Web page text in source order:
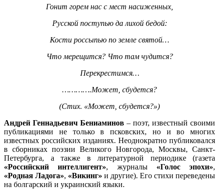
Гонит горем нас с мест насиженных,
Русской поступью да лихой бедой:
Кости россыпью по земле святой…
Что мерещится? Что там чудится?
Перекрестимся…
………….Может, сбудется?
(Стих. «Может, сбудется?»)
Андрей Геннадьевич Бениаминов – поэт, известный своими
публикациями не только в псковских, но и во многих
известных российских изданиях. Неоднократно публиковался
в сборниках поэзии Великого Новгорода, Москвы, Санкт-
Петербурга, а также в литературной периодике (газета
«Российский интеллигент», журналы «Голос эпохи»,
«Родная Ладога», «Викинг» и другие). Его стихи переведены
на болгарский и украинский языки.